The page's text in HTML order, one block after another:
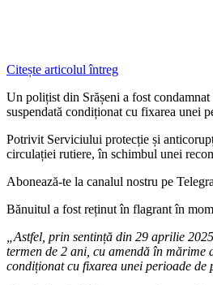
Citește articolul întreg
Un polițist din Srășeni a fost
suspendată condiționat cu fixarea unei
Potrivit Serviciului protecție și
circulației rutiere, în schimbul unei
‍Abonează-te la canalul nostru pe
Bănuitul a fost reținut în flagrant în
„Astfel, prin sentință din 29 aprilie
termen de 2 ani, cu amendă în mărime
condiționat cu fixarea unei perioade de